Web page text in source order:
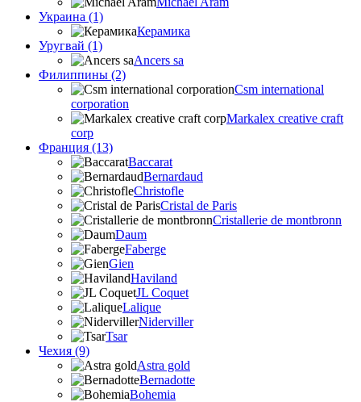
Украина (1)
Керамика
Уругвай (1)
Ancers sa
Филиппины (2)
Csm international
corporation
Markalex creative craft
corp
Франция (13)
Baccarat
Bernardaud
Christofle
Cristal de Paris
Cristallerie de montbronn
Daum
Faberge
Gien
Haviland
JL Coquet
Lalique
Niderviller
Tsar
Чехия (9)
Astra gold
Bernadotte
Bohemia